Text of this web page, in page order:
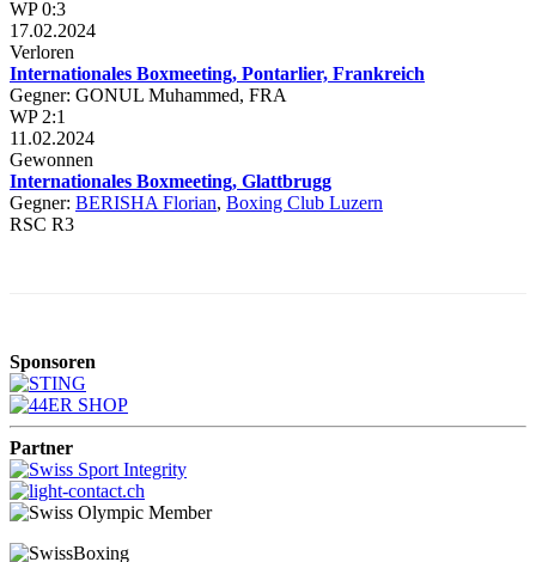
WP 0:3
17.02.2024
Verloren
Internationales Boxmeeting, Pontarlier, Frankreich
Gegner: GONUL Muhammed, FRA
WP 2:1
11.02.2024
Gewonnen
Internationales Boxmeeting, Glattbrugg
Gegner: BERISHA Florian, Boxing Club Luzern
RSC R3
Sponsoren
Partner